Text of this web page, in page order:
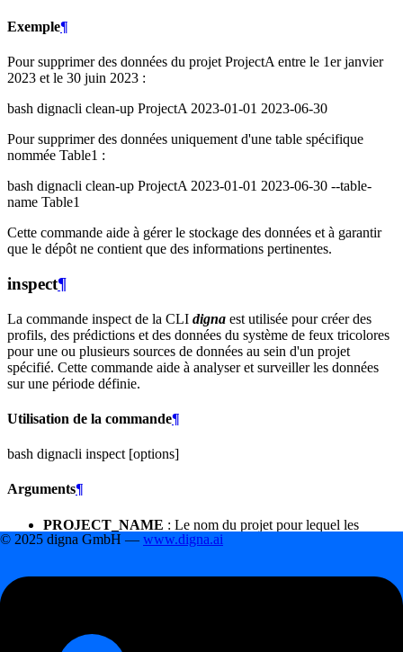
Exemple¶
Pour supprimer des données du projet ProjectA entre le 1er janvier
2023 et le 30 juin 2023 :
bash dignacli clean-up ProjectA 2023-01-01 2023-06-30
Pour supprimer des données uniquement d'une table spécifique
nommée Table1 :
bash dignacli clean-up ProjectA 2023-01-01 2023-06-30 --table-
name Table1
Cette commande aide à gérer le stockage des données et à garantir
que le dépôt ne contient que des informations pertinentes.
inspect¶
La commande inspect de la CLI digna est utilisée pour créer des
profils, des prédictions et des données du système de feux tricolores
pour une ou plusieurs sources de données au sein d'un projet
spécifié. Cette commande aide à analyser et surveiller les données
sur une période définie.
Utilisation de la commande¶
bash dignacli inspect [options]
Arguments¶
PROJECT_NAME : Le nom du projet pour lequel les
données doivent être inspectées (requis). L'utilisation du mot-
tous les projets existants et d'appliquer cette commande.
(requis).
© 2025 digna GmbH — www.digna.ai